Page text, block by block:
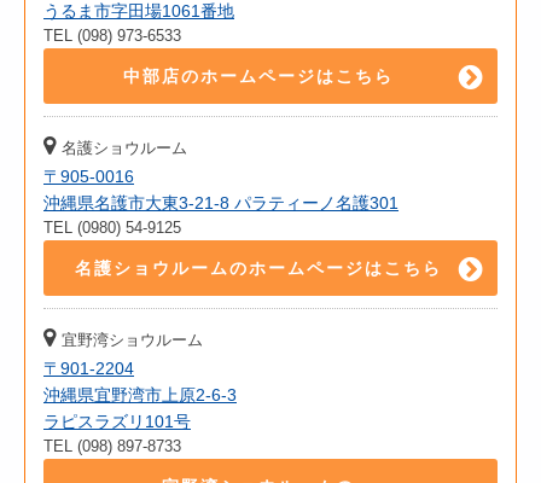
うるま市字田場1061番地
TEL (098) 973-6533
中部店のホームページはこちら
名護ショウルーム
〒905-0016
沖縄県名護市大東3-21-8 パラティーノ名護301
TEL (0980) 54-9125
名護ショウルームのホームページはこちら
宜野湾ショウルーム
〒901-2204
沖縄県宜野湾市上原2-6-3
ラピスラズリ101号
TEL (098) 897-8733